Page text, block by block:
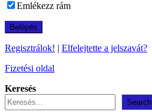
Emlékezz rám
Regisztrálok! | Elfelejtette a jelszavát?
Fizetési oldal
Keresés
Search